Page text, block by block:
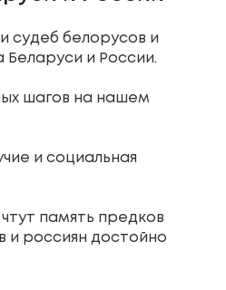
судеб белорусов и
и России.
шагов на нашем
и социальная
память предков
и россиян достойно